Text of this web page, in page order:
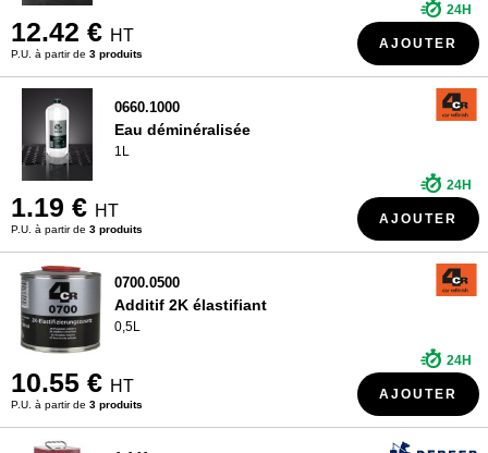
12.42 € HT
P.U. à partir de 3 produits
24H
AJOUTER
0660.1000
Eau déminéralisée
1L
1.19 € HT
P.U. à partir de 3 produits
24H
AJOUTER
0700.0500
Additif 2K élastifiant
0,5L
10.55 € HT
P.U. à partir de 3 produits
24H
AJOUTER